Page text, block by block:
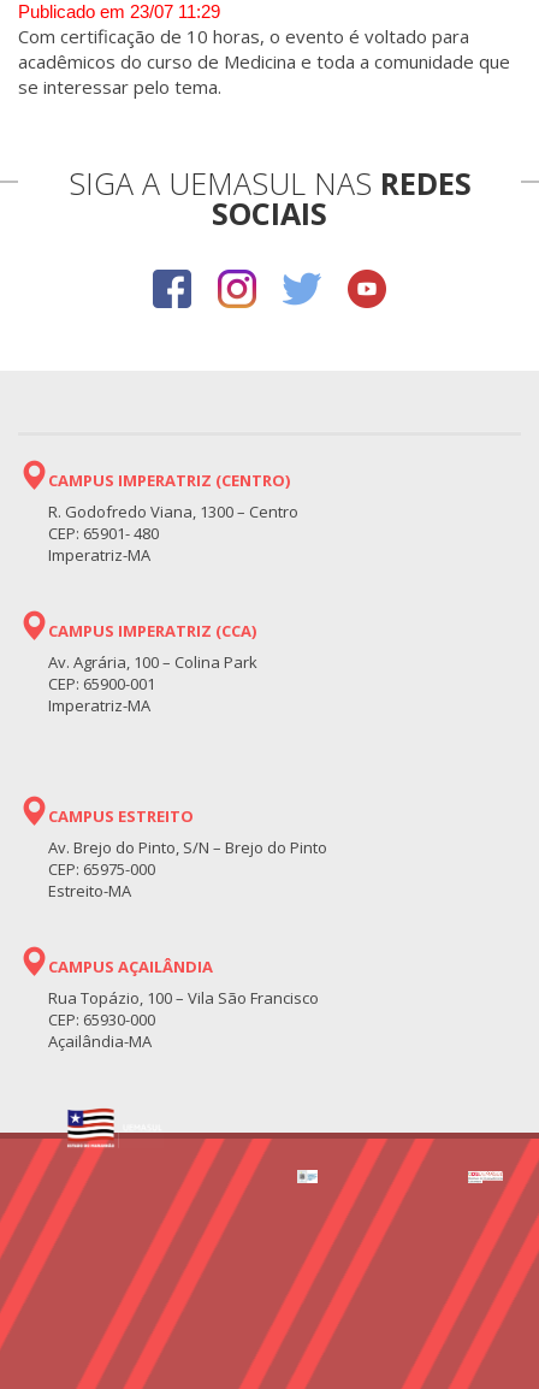
Publicado em 23/07 11:29
Com certificação de 10 horas, o evento é voltado para
acadêmicos do curso de Medicina e toda a comunidade que
se interessar pelo tema.
SIGA A UEMASUL NAS REDES
SOCIAIS
CAMPUS IMPERATRIZ (CENTRO)
R. Godofredo Viana, 1300 – Centro
CEP: 65901- 480
Imperatriz-MA
CAMPUS IMPERATRIZ (CCA)
Av. Agrária, 100 – Colina Park
CEP: 65900-001
Imperatriz-MA
CAMPUS ESTREITO
Av. Brejo do Pinto, S/N – Brejo do Pinto
CEP: 65975-000
Estreito-MA
CAMPUS AÇAILÂNDIA
Rua Topázio, 100 – Vila São Francisco
CEP: 65930-000
Açailândia-MA